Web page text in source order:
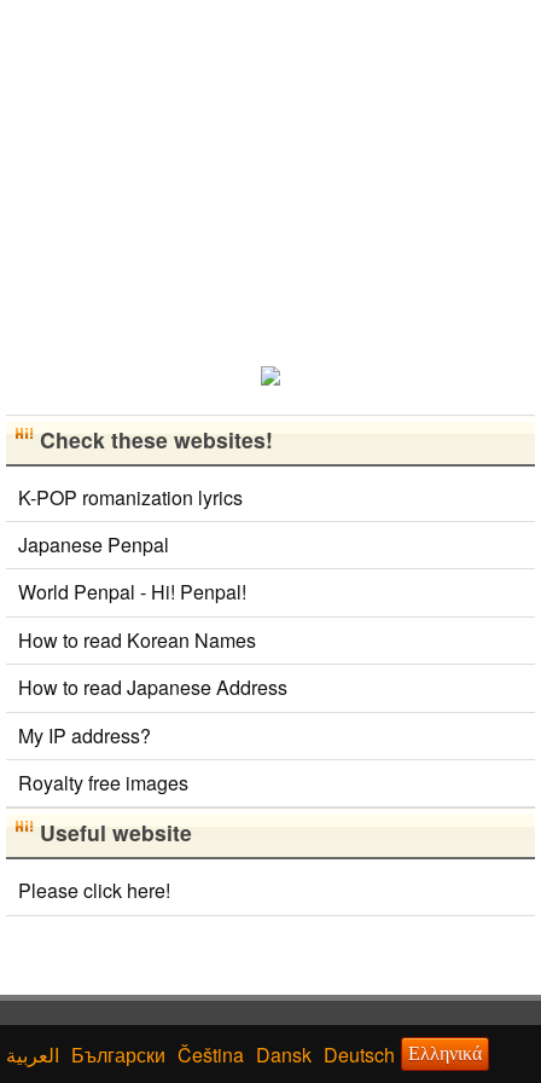
Check these websites!
K-POP romanization lyrics
Japanese Penpal
World Penpal - Hi! Penpal!
How to read Korean Names
How to read Japanese Address
My IP address?
Royalty free images
Useful website
Please click here!
Български Čeština Dansk Deutsch Ελληνικά